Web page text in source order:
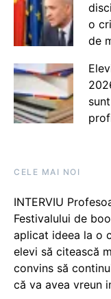
o
de
CELE MAI NOI
INTERVIU
Festivalului de
aplicat ideea la o
elevi să citească
convins să
că va avea vreun